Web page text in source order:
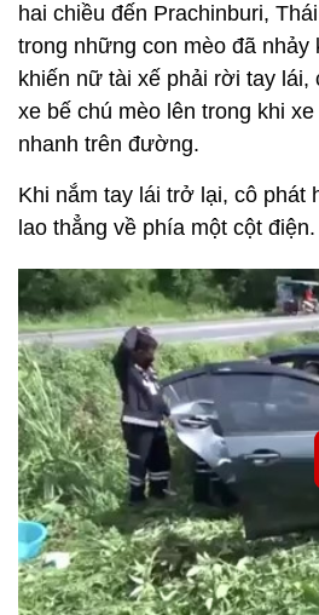
hai chiều đến Prachinburi,
trong những con mèo đã nhảy
khiến nữ tài xế phải rời tay
xe bế chú mèo lên trong khi
nhanh trên đường.
Khi nắm tay lái trở lại, cô phát
lao thẳng về phía một cột điện.